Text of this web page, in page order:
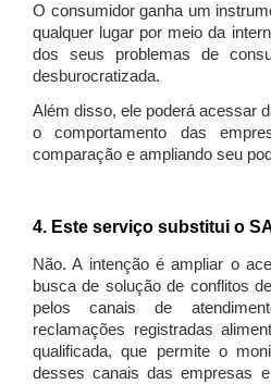
O consumidor ganha um
qualquer lugar por meio da
dos seus problemas de
desburocratizada.
Além disso, ele poderá acessar
o comportamento das
comparação e ampliando seu
4. Este serviço substitui o
Não. A intenção é ampliar o
busca de solução de conflitos
pelos canais de
reclamações registradas
qualificada, que permite o
desses canais das empresas